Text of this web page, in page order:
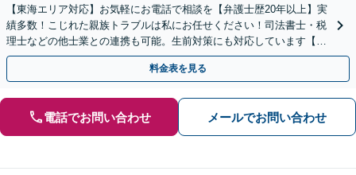
【東海エリア対応】お気軽にお電話で相談を【弁護士歴20年以上】実
績多数！こじれた親族トラブルは私にお任せください！司法書士・税
理士などの他士業との連携も可能。生前対策にも対応しています【夜
間・休日面談可】【完全個室・秘密厳守】
料金表を見る
電話でお問い合わせ メールでお問い合わせ